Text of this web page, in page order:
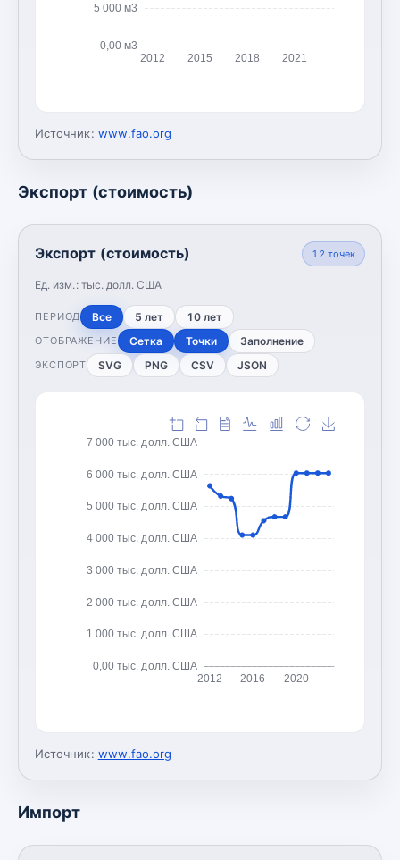
0,00 м3
5 000 м3
2012 2015 2018 2021
Источник: www.fao.org
Экспорт (стоимость)
Экспорт (стоимость)
Ед. изм.: тыс. долл. США
12 точек
ПЕРИОД Все 5 лет 10 лет
ОТОБРАЖЕНИЕ Сетка Точки Заполнение
ЭКСПОРТ SVG PNG CSV JSON
0,00 тыс. долл. США
1 000 тыс. долл. США
2 000 тыс. долл. США
3 000 тыс. долл. США
4 000 тыс. долл. США
5 000 тыс. долл. США
6 000 тыс. долл. США
7 000 тыс. долл. США
2012 2016 2020
Источник: www.fao.org
Импорт